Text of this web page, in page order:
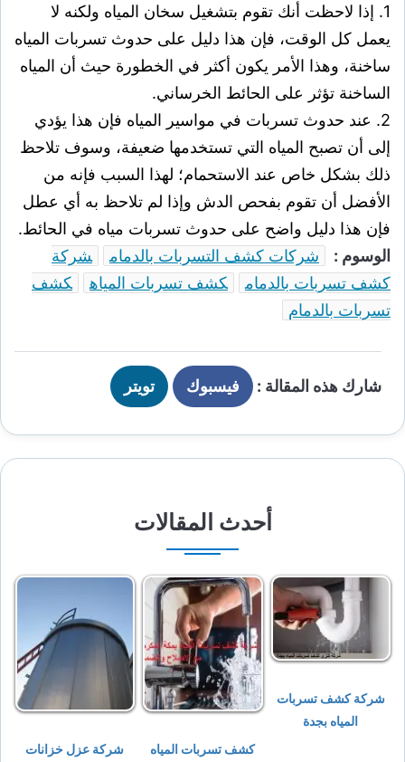
1. إذا لاحظت أنك تقوم بتشغيل سخان المياه ولكنه لا
يعمل كل الوقت، فإن هذا دليل على حدوث تسربات المياه
ساخنة، وهذا الأمر يكون أكثر في الخطورة حيث أن المياه
الساخنة تؤثر على الحائط الخرساني.
2. عند حدوث تسربات في مواسير المياه فإن هذا يؤدي
إلى أن تصبح المياه التي تستخدمها ضعيفة، وسوف تلاحظ
ذلك بشكل خاص عند الاستحمام؛ لهذا السبب فإنه من
الأفضل أن تقوم بفحص الدش وإذا لم تلاحظ به أي عطل
فإن هذا دليل واضح على حدوث تسربات مياه في الحائط.
الوسوم :
شركات كشف التسربات بالدمام
شركة
كشف تسربات بالدمام
كشف تسربات المياه
كشف
تسربات بالدمام
شارك هذه المقالة : فيسبوك تويتر
أحدث المقالات
شركة كشف تسربات
المياه بجدة
كشف تسربات المياه
شركة عزل خزانات